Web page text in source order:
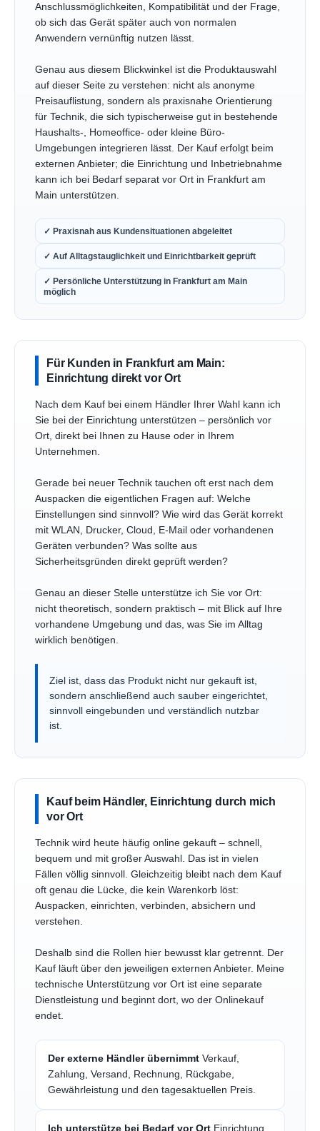
Anschlussmöglichkeiten, Kompatibilität und der Frage,
ob sich das Gerät später auch von normalen
Anwendern vernünftig nutzen lässt.
Genau aus diesem Blickwinkel ist die Produktauswahl
auf dieser Seite zu verstehen: nicht als anonyme
Preisauflistung, sondern als praxisnahe Orientierung
für Technik, die sich typischerweise gut in bestehende
Haushalts-, Homeoffice- oder kleine Büro-
Umgebungen integrieren lässt. Der Kauf erfolgt beim
externen Anbieter; die Einrichtung und Inbetriebnahme
kann ich bei Bedarf separat vor Ort in Frankfurt am
Main unterstützen.
✓ Praxisnah aus Kundensituationen abgeleitet
✓ Auf Alltagstauglichkeit und Einrichtbarkeit geprüft
✓ Persönliche Unterstützung in Frankfurt am Main
möglich
Für Kunden in Frankfurt am Main:
Einrichtung direkt vor Ort
Nach dem Kauf bei einem Händler Ihrer Wahl kann ich
Sie bei der Einrichtung unterstützen – persönlich vor
Ort, direkt bei Ihnen zu Hause oder in Ihrem
Unternehmen.
Gerade bei neuer Technik tauchen oft erst nach dem
Auspacken die eigentlichen Fragen auf: Welche
Einstellungen sind sinnvoll? Wie wird das Gerät korrekt
mit WLAN, Drucker, Cloud, E-Mail oder vorhandenen
Geräten verbunden? Was sollte aus
Sicherheitsgründen direkt geprüft werden?
Genau an dieser Stelle unterstütze ich Sie vor Ort:
nicht theoretisch, sondern praktisch – mit Blick auf Ihre
vorhandene Umgebung und das, was Sie im Alltag
wirklich benötigen.
Ziel ist, dass das Produkt nicht nur gekauft ist,
sondern anschließend auch sauber eingerichtet,
sinnvoll eingebunden und verständlich nutzbar
ist.
Kauf beim Händler, Einrichtung durch mich
vor Ort
Technik wird heute häufig online gekauft – schnell,
bequem und mit großer Auswahl. Das ist in vielen
Fällen völlig sinnvoll. Gleichzeitig bleibt nach dem Kauf
oft genau die Lücke, die kein Warenkorb löst:
Auspacken, einrichten, verbinden, absichern und
verstehen.
Deshalb sind die Rollen hier bewusst klar getrennt. Der
Kauf läuft über den jeweiligen externen Anbieter. Meine
technische Unterstützung vor Ort ist eine separate
Dienstleistung und beginnt dort, wo der Onlinekauf
endet.
Der externe Händler übernimmt Verkauf,
Zahlung, Versand, Rechnung, Rückgabe,
Gewährleistung und den tagesaktuellen Preis.
Ich unterstütze bei Bedarf vor Ort Einrichtung,